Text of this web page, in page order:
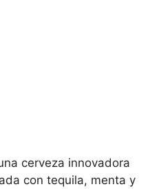
cerveza innovadora
con tequila, menta y